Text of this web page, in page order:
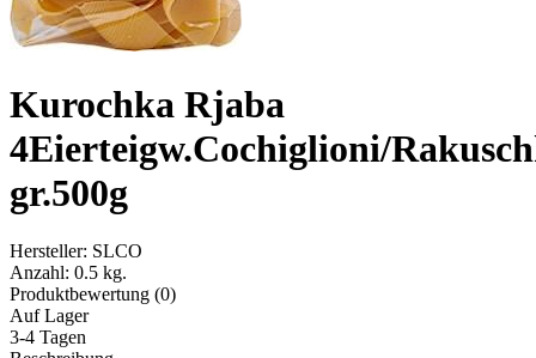
Kurochka Rjaba
4Eierteigw.Cochiglioni/
gr.500g
Hersteller: SLCO
Anzahl: 0.5 kg.
Produktbewertung (0)
Auf Lager
3-4 Tagen